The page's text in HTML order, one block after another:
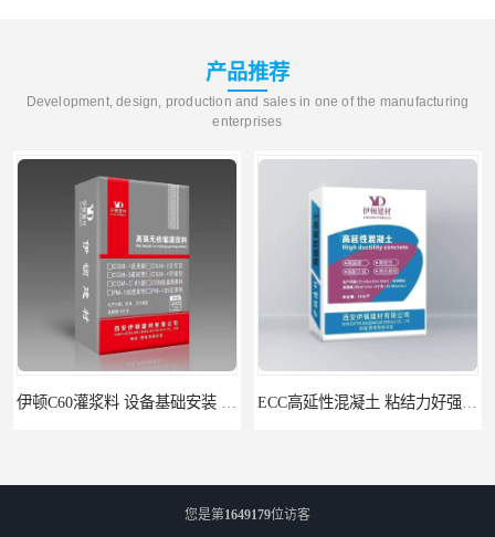
产品推荐
Development, design, production and sales in one of the manufacturing
enterprises
您是第1649179位访客